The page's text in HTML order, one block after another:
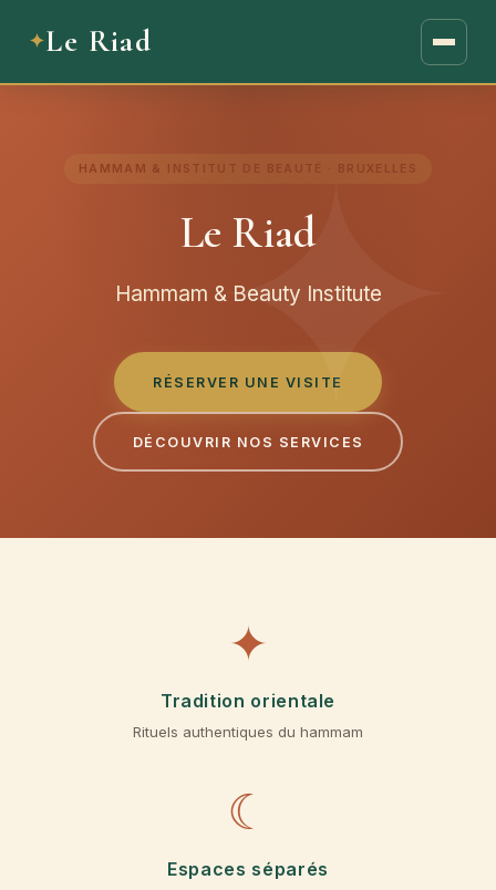
Le Riad
HAMMAM & INSTITUT DE BEAUTÉ · BRUXELLES
Le Riad
Hammam & Beauty Institute
RÉSERVER UNE VISITE
DÉCOUVRIR NOS SERVICES
✦
Tradition orientale
Rituels authentiques du hammam
☾
Espaces séparés